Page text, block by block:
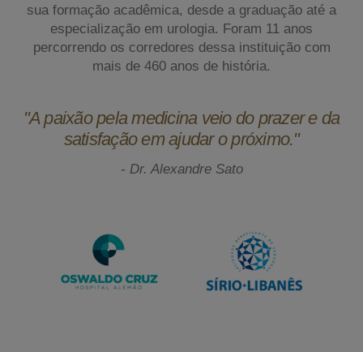
sua formação acadêmica, desde a graduação até a
especialização em urologia. Foram 11 anos
percorrendo os corredores dessa instituição com
mais de 460 anos de história.
"A paixão pela medicina veio do prazer e da
satisfação em ajudar o próximo."
- Dr. Alexandre Sato